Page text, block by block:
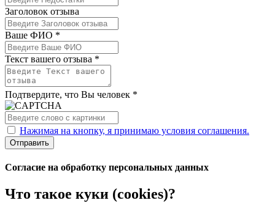
Заголовок отзыва
Ваше ФИО *
Текст вашего отзыва *
Подтвердите, что Вы человек *
Нажимая на кнопку, я принимаю условия соглашения.
Отправить
Согласие на обработку персональных данных
Что такое куки (cookies)?